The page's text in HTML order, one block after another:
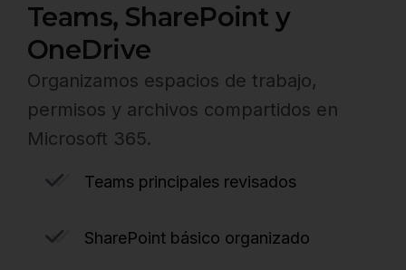
Teams, SharePoint y
OneDrive
Organizamos espacios de trabajo,
permisos y archivos compartidos en
Microsoft 365.
Teams principales revisados
SharePoint básico organizado